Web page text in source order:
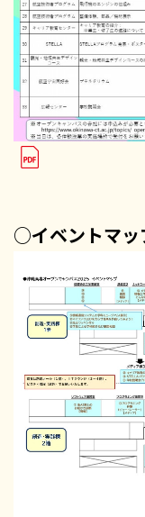
○イベントマッ